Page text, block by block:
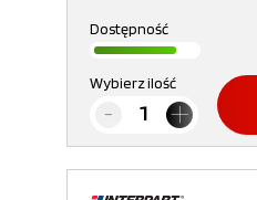
Dostępność
Wybierz ilość